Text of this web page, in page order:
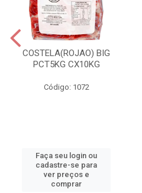
COSTELA(ROJAO) BIG
PCT5KG CX10KG
Código: 1072
Faça seu login ou
cadastre-se para
ver preços e
comprar